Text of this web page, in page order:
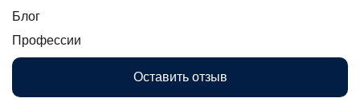
Блог
Профессии
Оставить отзыв